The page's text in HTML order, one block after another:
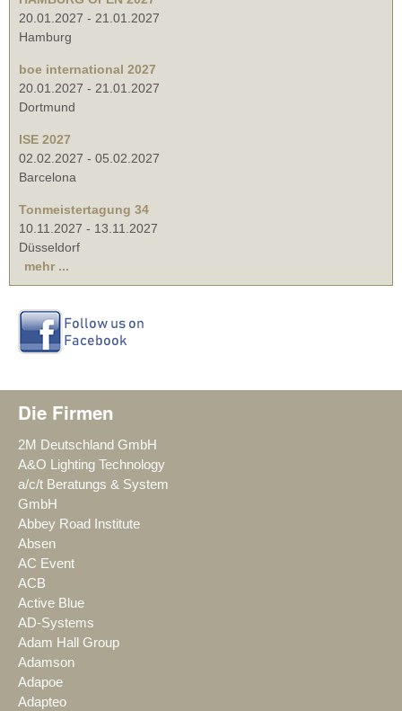
20.01.2027 - 21.01.2027
Hamburg
boe international 2027
20.01.2027 - 21.01.2027
Dortmund
ISE 2027
02.02.2027 - 05.02.2027
Barcelona
Tonmeistertagung 34
10.11.2027 - 13.11.2027
Düsseldorf
mehr ...
Die Firmen
2M Deutschland GmbH
A&O Lighting Technology
a/c/t Beratungs & System
GmbH
Abbey Road Institute
Absen
AC Event
ACB
Active Blue
AD-Systems
Adam Hall Group
Adamson
Adapoe
Adapteo